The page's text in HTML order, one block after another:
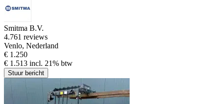
Smitma B.V.
4.761 reviews
Venlo, Nederland
€ 1.250
€ 1.513 incl. 21% btw
Stuur bericht